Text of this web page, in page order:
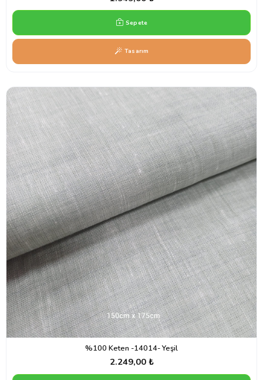
Sepete
Tasarım
%100 Keten -14014- Yeşil
2.249,00 ₺